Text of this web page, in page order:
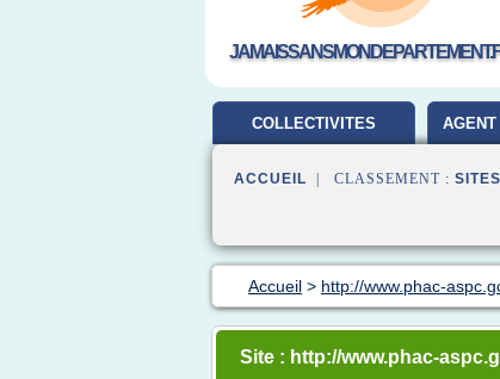
COLLECTIVITES
ACCUEIL | CLASSEMENT : SITES
Accueil > http://www.phac-
Site : http://www.phac-